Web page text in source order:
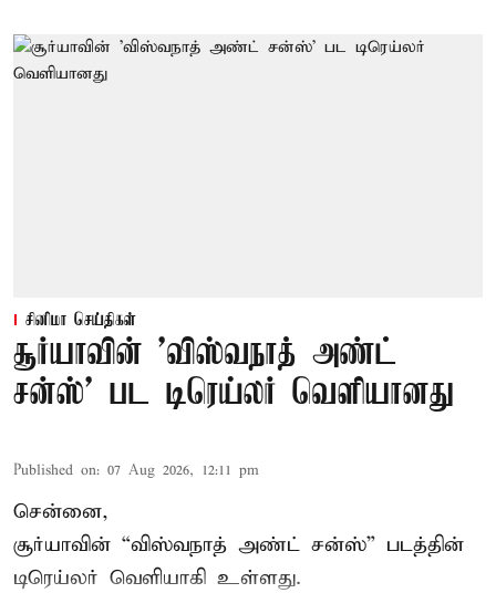
சினிமா செய்திகள்
சூர்யாவின் 'விஸ்வநாத் அண்ட்
சன்ஸ்' பட டிரெய்லர் வெளியானது
Published on: 07 Aug 2026, 12:11 pm
சென்னை,
சூர்யாவின் “விஸ்வநாத் அண்ட் சன்ஸ்” படத்தின்
டிரெய்லர் வெளியாகி உள்ளது.